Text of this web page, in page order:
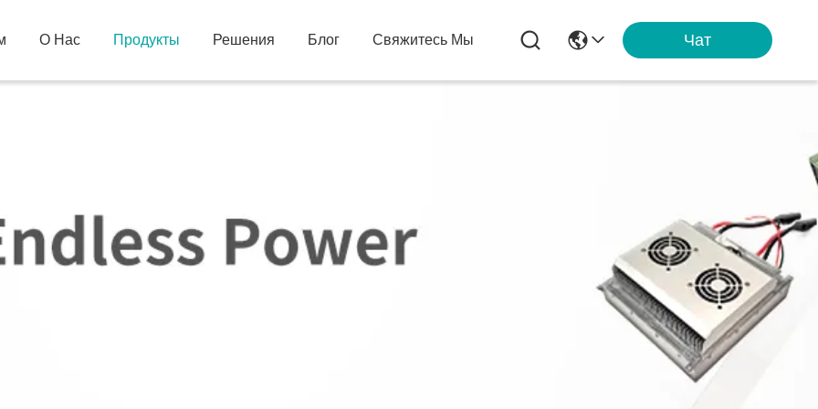
О Нас Продукты Решения Блог Свяжитесь Мы Чат